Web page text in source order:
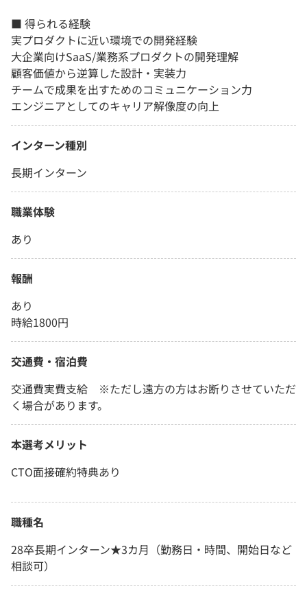
■ 得られる経験
実プロダクトに近い環境での開発経験
大企業向けSaaS/業務系プロダクトの開発理解
顧客価値から逆算した設計・実装力
チームで成果を出すためのコミュニケーション力
エンジニアとしてのキャリア解像度の向上
インターン種別
長期インターン
職業体験
あり
報酬
あり
時給1800円
交通費・宿泊費
交通費実費支給 ※ただし遠方の方はお断りさせていただ
く場合があります。
本選考メリット
CTO面接確約特典あり
職種名
28卒長期インターン★3カ月（勤務日・時間、開始日など
相談可）